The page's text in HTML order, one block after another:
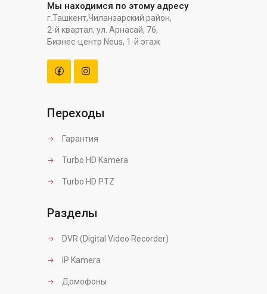
Мы находимся по этому адресу
г.Ташкент,Чиланзарский район,
2-й квартал, ул. Арнасай, 76,
Бизнес-центр Neus, 1-й этаж
Переходы
Гарантия
Turbo HD Kamera
Turbo HD PTZ
Разделы
DVR (Digital Video Recorder)
IP Kamera
Домофоны